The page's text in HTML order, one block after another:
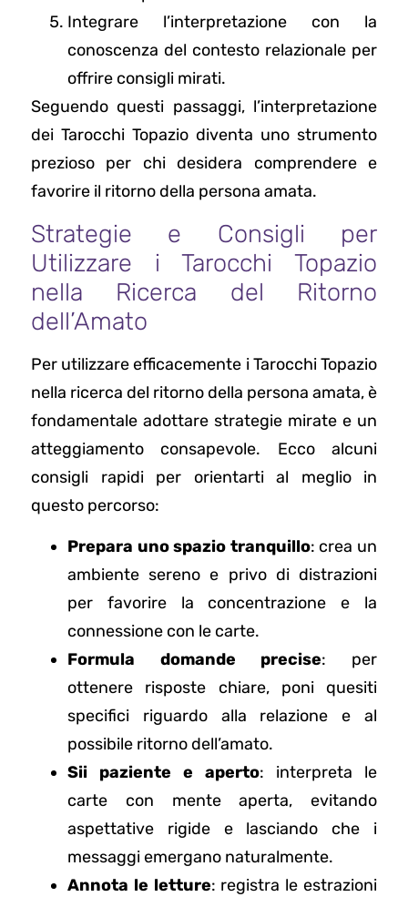
Integrare l’interpretazione con la
conoscenza del contesto relazionale per
offrire consigli mirati.
Seguendo questi passaggi, l’interpretazione
dei Tarocchi Topazio diventa uno strumento
prezioso per chi desidera comprendere e
favorire il ritorno della persona amata.
Strategie e Consigli per
Utilizzare i Tarocchi Topazio
nella Ricerca del Ritorno
dell’Amato
Per utilizzare efficacemente i Tarocchi Topazio
nella ricerca del ritorno della persona amata, è
fondamentale adottare strategie mirate e un
atteggiamento consapevole. Ecco alcuni
consigli rapidi per orientarti al meglio in
questo percorso:
Prepara uno spazio tranquillo: crea un
ambiente sereno e privo di distrazioni
per favorire la concentrazione e la
connessione con le carte.
Formula domande precise: per
ottenere risposte chiare, poni quesiti
specifici riguardo alla relazione e al
possibile ritorno dell’amato.
Sii paziente e aperto: interpreta le
carte con mente aperta, evitando
aspettative rigide e lasciando che i
messaggi emergano naturalmente.
Annota le letture: registra le estrazioni